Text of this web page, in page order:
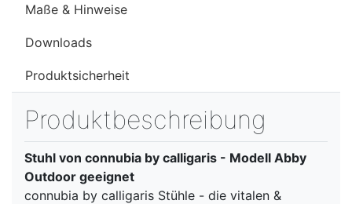
Maße & Hinweise
Downloads
Produktsicherheit
Produktbeschreibung
Stuhl von connubia by calligaris - Modell Abby
Outdoor geeignet
connubia by calligaris Stühle - die vitalen &